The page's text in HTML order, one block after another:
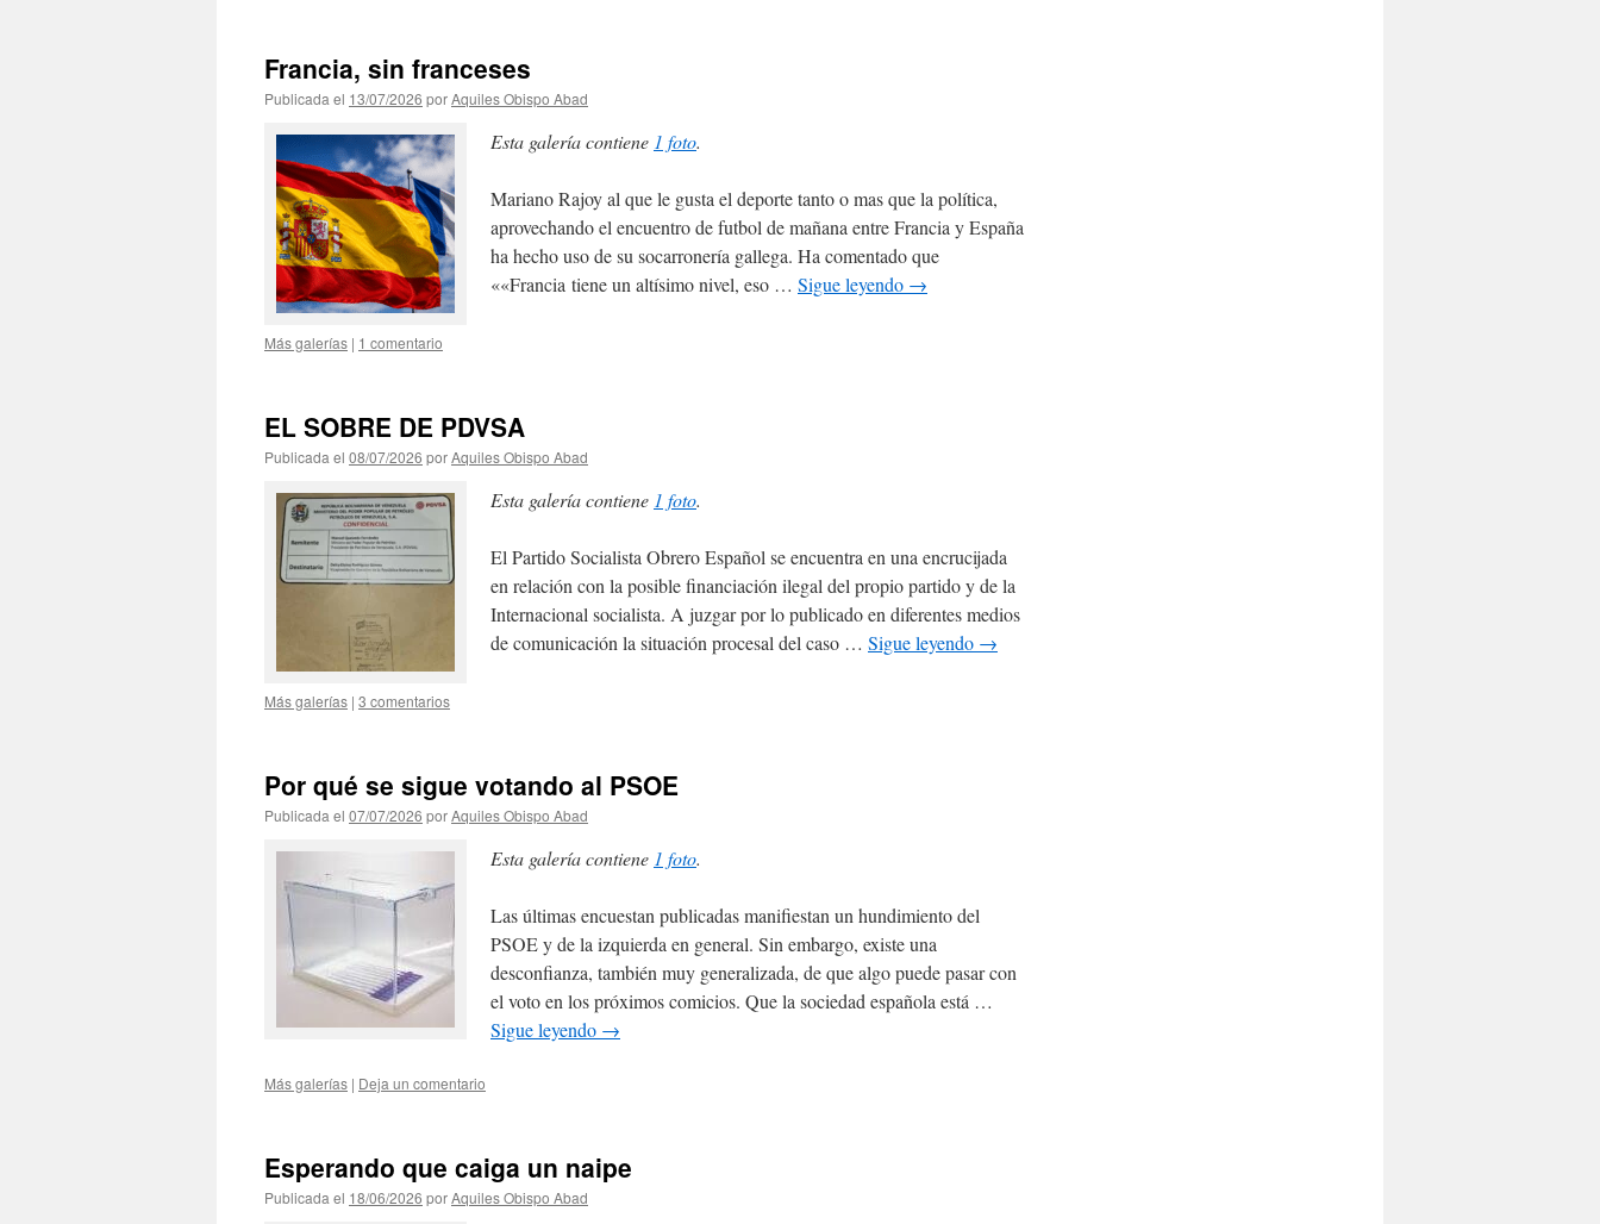
Francia, sin franceses
Publicada el 13/07/2026 porAquiles Obispo Abad
Esta galería contiene 1 foto.
Mariano Rajoy al que le gusta el deporte tanto o mas que la política,
aprovechando el encuentro de futbol de mañana entre Francia y España
ha hecho uso de su socarronería gallega. Ha comentado que
««Francia tiene un altísimo nivel, eso … Sigue leyendo →
Más galerías | 1 comentario
EL SOBRE DE PDVSA
Publicada el 08/07/2026 porAquiles Obispo Abad
Esta galería contiene 1 foto.
El Partido Socialista Obrero Español se encuentra en una encrucijada
en relación con la posible financiación ilegal del propio partido y de la
Internacional socialista. A juzgar por lo publicado en diferentes medios
de comunicación la situación procesal del caso … Sigue leyendo →
Más galerías | 3 comentarios
Por qué se sigue votando al PSOE
Publicada el 07/07/2026 porAquiles Obispo Abad
Esta galería contiene 1 foto.
Las últimas encuestan publicadas manifiestan un hundimiento del
PSOE y de la izquierda en general. Sin embargo, existe una
desconfianza, también muy generalizada, de que algo puede pasar con
el voto en los próximos comicios. Que la sociedad española está …
Sigue leyendo →
Más galerías | Deja un comentario
Esperando que caiga un naipe
Publicada el 18/06/2026 porAquiles Obispo Abad